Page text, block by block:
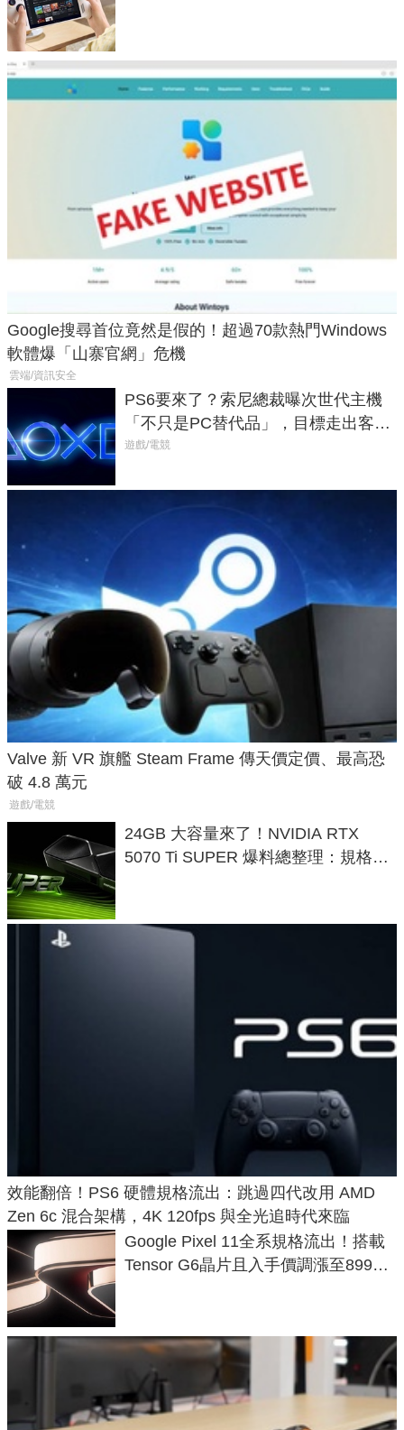
Google搜尋首位竟然是假的！超過70款熱門Windows
軟體爆「山寨官網」危機
雲端/資訊安全
PS6要來了？索尼總裁曝次世代主機
「不只是PC替代品」，目標走出客
廳、進軍電競桌面
遊戲/電競
Valve 新 VR 旗艦 Steam Frame 傳天價定價、最高恐
破 4.8 萬元
遊戲/電競
24GB 大容量來了！NVIDIA RTX
5070 Ti SUPER 爆料總整理：規格、
效能翻倍！PS6 硬體規格流出：跳過四代改用 AMD
Zen 6c 混合架構，4K 120fps 與全光追時代來臨
Google Pixel 11全系規格流出！搭載
Tensor G6晶片且入手價調漲至899美